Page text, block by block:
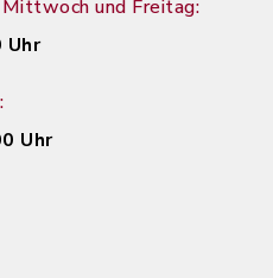
und Freitag:
Uhr
Uhr